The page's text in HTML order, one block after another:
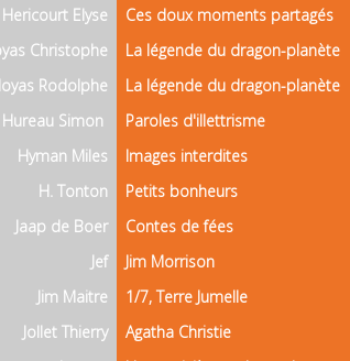
Hericourt Elyse
Ces doux moments partagés
Christophe
La légende du dragon-planète
Rodolphe
La légende du dragon-planète
Hureau Simon
Paroles d'illettrisme
Hyman Miles
Images interdites
H. Tonton
Petits bonheurs
Jaap de Boer
Contes de fées
Jef
Jim Morrison
Jim Maitre
1/7, Terre Jumelle
Jollet Thierry
Agatha Christie